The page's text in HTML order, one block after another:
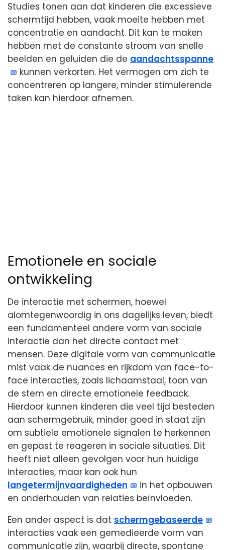
Studies tonen aan dat kinderen die excessieve
schermtijd hebben, vaak moeite hebben met
concentratie en aandacht. Dit kan te maken
hebben met de constante stroom van snelle
beelden en geluiden die de aandachtsspanne
kunnen verkorten. Het vermogen om zich te
concentreren op langere, minder stimulerende
taken kan hierdoor afnemen.
Emotionele en sociale
ontwikkeling
De interactie met schermen, hoewel
alomtegenwoordig in ons dagelijks leven, biedt
een fundamenteel andere vorm van sociale
interactie dan het directe contact met
mensen. Deze digitale vorm van communicatie
mist vaak de nuances en rijkdom van face-to-
face interacties, zoals lichaamstaal, toon van
de stem en directe emotionele feedback.
Hierdoor kunnen kinderen die veel tijd besteden
aan schermgebruik, minder goed in staat zijn
om subtiele emotionele signalen te herkennen
en gepast te reageren in sociale situaties. Dit
heeft niet alleen gevolgen voor hun huidige
interacties, maar kan ook hun
langetermijnvaardigheden
in het opbouwen
en onderhouden van relaties beïnvloeden.
Een ander aspect is dat schermgebaseerde
interacties vaak een gemedieerde vorm van
communicatie zijn, waarbij directe, spontane